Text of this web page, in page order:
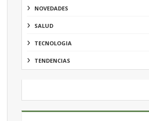
NOVEDADES
SALUD
TECNOLOGIA
TENDENCIAS